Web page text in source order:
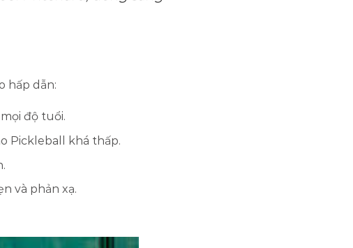
hấp dẫn:
độ tuổi.
Pickleball khá thấp.
và phản xạ.